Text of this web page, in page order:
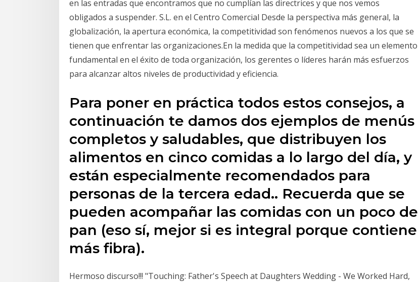
en las entradas que encontramos que no cumplían las directrices y que nos vemos
obligados a suspender. S.L. en el Centro Comercial Desde la perspectiva más general, la
globalización, la apertura económica, la competitividad son fenómenos nuevos a los que se
tienen que enfrentar las organizaciones.En la medida que la competitividad sea un elemento
fundamental en el éxito de toda organización, los gerentes o líderes harán más esfuerzos
para alcanzar altos niveles de productividad y eficiencia.
Para poner en práctica todos estos consejos, a
continuación te damos dos ejemplos de menús
completos y saludables, que distribuyen los
alimentos en cinco comidas a lo largo del día, y
están especialmente recomendados para
personas de la tercera edad.. Recuerda que se
pueden acompañar las comidas con un poco de
pan (eso sí, mejor si es integral porque contiene
más fibra).
Hermoso discurso!!! "Touching: Father's Speech at Daughters Wedding - We Worked Hard,